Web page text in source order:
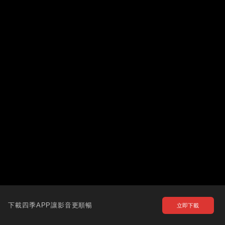
下載四季APP讓影音更順暢 立即下載